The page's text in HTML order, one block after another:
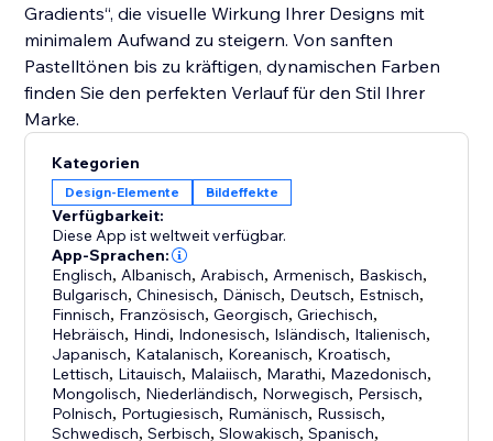
Gradients“, die visuelle Wirkung Ihrer Designs mit
minimalem Aufwand zu steigern. Von sanften
Pastelltönen bis zu kräftigen, dynamischen Farben
finden Sie den perfekten Verlauf für den Stil Ihrer
Marke.
Kategorien
Design-Elemente Bildeffekte
Verfügbarkeit:
Diese App ist weltweit verfügbar.
App-Sprachen:
Englisch, Albanisch, Arabisch, Armenisch, Baskisch,
Bulgarisch,Chinesisch, Dänisch, Deutsch, Estnisch,
Finnisch, Französisch,Georgisch,Griechisch,
Hebräisch, Hindi, Indonesisch, Isländisch, Italienisch,
Japanisch, Katalanisch, Koreanisch, Kroatisch,
Lettisch, Litauisch, Malaiisch, Marathi, Mazedonisch,
Mongolisch, Niederländisch, Norwegisch, Persisch,
Polnisch, Portugiesisch, Rumänisch, Russisch,
Schwedisch,Serbisch,Slowakisch,Spanisch,